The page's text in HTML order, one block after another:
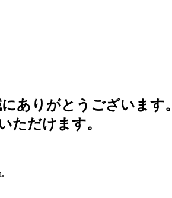
ありがとうございます。
ただけます。